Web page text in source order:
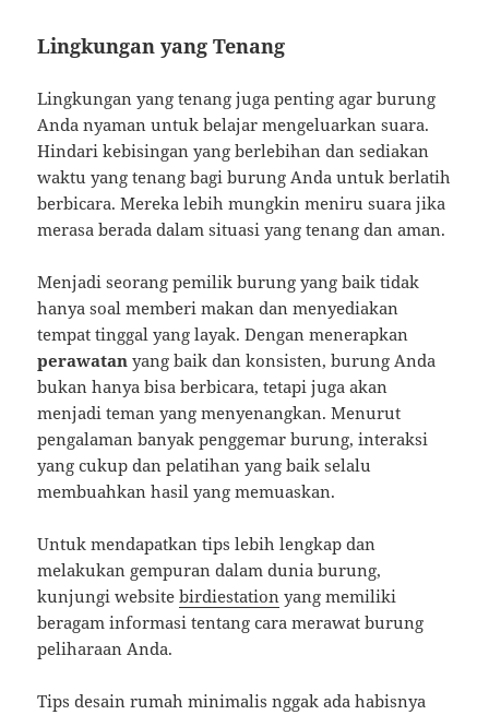
Lingkungan yang Tenang
Lingkungan yang tenang juga penting agar burung
Anda nyaman untuk belajar mengeluarkan suara.
Hindari kebisingan yang berlebihan dan sediakan
waktu yang tenang bagi burung Anda untuk berlatih
berbicara. Mereka lebih mungkin meniru suara jika
merasa berada dalam situasi yang tenang dan aman.
Menjadi seorang pemilik burung yang baik tidak
hanya soal memberi makan dan menyediakan
tempat tinggal yang layak. Dengan menerapkan
perawatan yang baik dan konsisten, burung Anda
bukan hanya bisa berbicara, tetapi juga akan
menjadi teman yang menyenangkan. Menurut
pengalaman banyak penggemar burung, interaksi
yang cukup dan pelatihan yang baik selalu
membuahkan hasil yang memuaskan.
Untuk mendapatkan tips lebih lengkap dan
melakukan gempuran dalam dunia burung,
kunjungi websitebirdiestation yang memiliki
beragam informasi tentang cara merawat burung
peliharaan Anda.
Tips desain rumah minimalis nggak ada habisnya